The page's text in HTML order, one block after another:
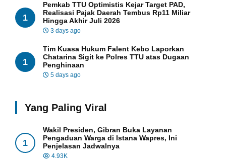
1
Pemkab TTU Optimistis Kejar Target PAD,
Realisasi Pajak Daerah Tembus Rp11 Miliar
Hingga Akhir Juli 2026
3 days ago
1
Tim Kuasa Hukum Falent Kebo Laporkan
Chatarina Sigit ke Polres TTU atas Dugaan
Penghinaan
5 days ago
Yang Paling Viral
1
Wakil Presiden, Gibran Buka Layanan
Pengaduan Warga di Istana Wapres, Ini
Penjelasan Jadwalnya
4.93K